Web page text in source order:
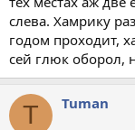
слева. Хамрику
годом проходит,
сей глюк оборол,
T Tuman